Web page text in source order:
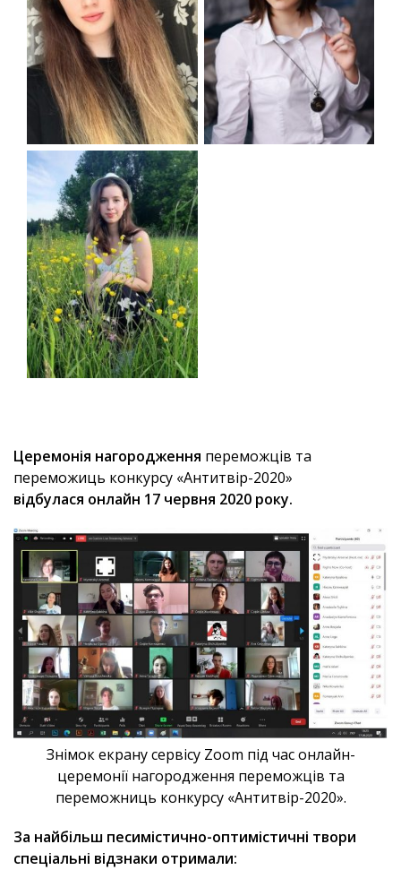
Церемонія нагородження переможців та
переможиць конкурсу «Антитвір-2020»
відбулася онлайн 17 червня 2020 року.
Знімок екрану сервісу Zoom під час онлайн-
церемонії нагородження переможців та
переможниць конкурсу «Антитвір-2020».
За найбільш песимістично-оптимістичні твори
спеціальні відзнаки отримали: